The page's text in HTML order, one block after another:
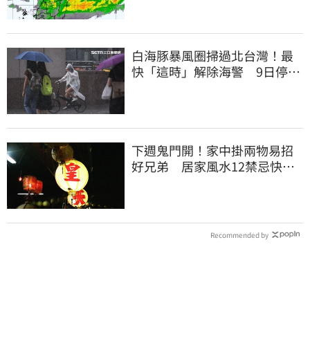
白海豚暴風圈掃過北台灣！最
快「這時」解除海警 9日停班
下週鬼門開！家中掛兩物易招
好兄弟 居家風水12禁忌快檢
Recommended by